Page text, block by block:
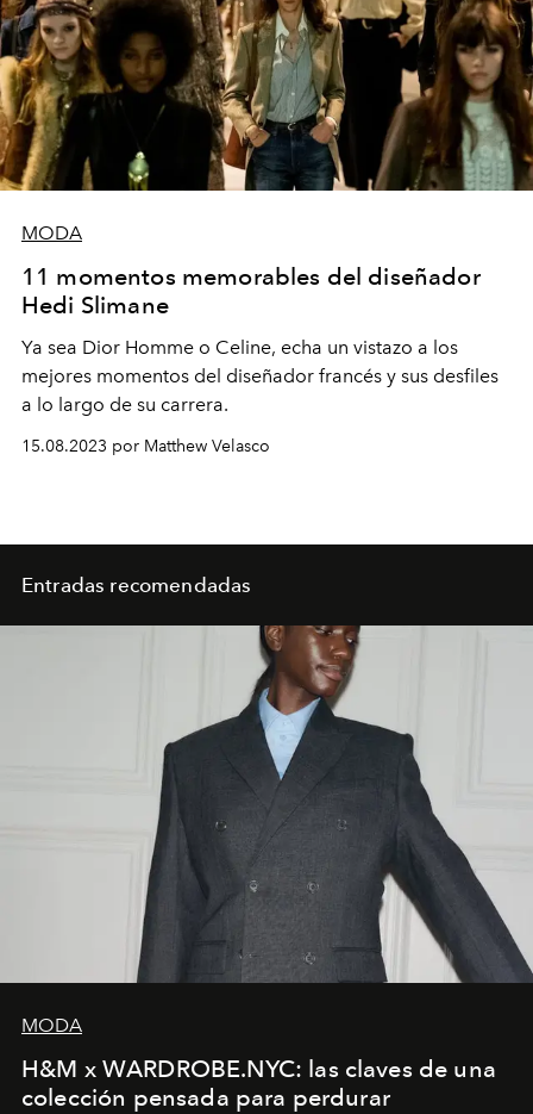
MODA
11 momentos memorables del diseñador
Hedi Slimane
Ya sea Dior Homme o Celine, echa un vistazo a los
mejores momentos del diseñador francés y sus desfiles
a lo largo de su carrera.
15.08.2023 por Matthew Velasco
Entradas recomendadas
MODA
H&M x WARDROBE.NYC: las claves de una
colección pensada para perdurar